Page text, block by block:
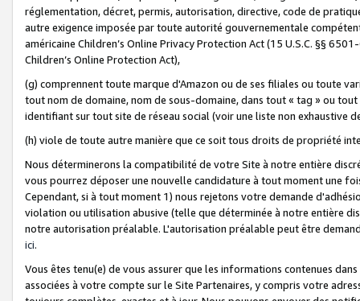
réglementation, décret, permis, autorisation, directive, code de
autre exigence imposée par toute autorité gouvernementale
américaine Children’s Online Privacy Protection Act (15 U.S.C. §§
Children’s Online Protection Act),
(g) comprennent toute marque d'Amazon ou de ses filiales ou toute
tout nom de domaine, nom de sous-domaine, dans tout « tag » ou
identifiant sur tout site de réseau social (voir une liste non exhaustive
(h) viole de toute autre manière que ce soit tous droits de propriété
Nous déterminerons la compatibilité de votre Site à notre entière
vous pourrez déposer une nouvelle candidature à tout moment une
Cependant, si à tout moment 1) nous rejetons votre demande
violation ou utilisation abusive (telle que déterminée à notre entière
notre autorisation préalable. L'autorisation préalable peut être
ici.
Vous êtes tenu(e) de vous assurer que les informations contenues
associées à votre compte sur le Site Partenaires, y compris votre